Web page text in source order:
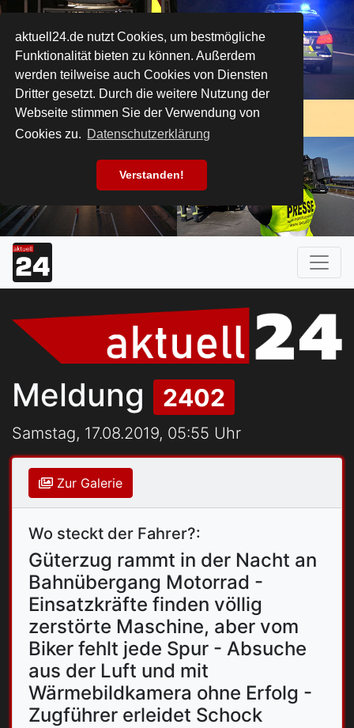
aktuell24.de nutzt Cookies, um bestmögliche
Funktionalität bieten zu können. Außerdem
werden teilweise auch Cookies von Diensten
Dritter gesetzt. Durch die weitere Nutzung der
Webseite stimmen Sie der Verwendung von
Cookies zu. Datenschutzerklärung
Verstanden!
Meldung 2402
Samstag, 17.08.2019, 05:55 Uhr
Zur Galerie
Wo steckt der Fahrer?:
Güterzug rammt in der Nacht an
Bahnübergang Motorrad -
Einsatzkräfte finden völlig
zerstörte Maschine, aber vom
Biker fehlt jede Spur - Absuche
aus der Luft und mit
Wärmebildkamera ohne Erfolg -
Zugführer erleidet Schock